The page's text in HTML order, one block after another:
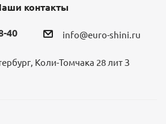
контакты
40 info@euro-shini.ru
Коли-Томчака 28 лит З